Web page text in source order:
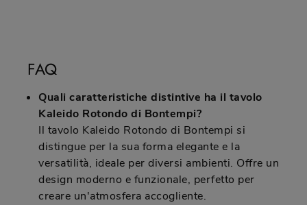
FAQ
Quali caratteristiche distintive ha il tavolo
Kaleido Rotondo di Bontempi?
Il tavolo Kaleido Rotondo di Bontempi si
distingue per la sua forma elegante e la
versatilità, ideale per diversi ambienti. Offre un
design moderno e funzionale, perfetto per
creare un'atmosfera accogliente.